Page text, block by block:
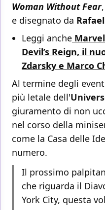
Woman Without Fear
e disegnato da
Leggi anche
Devil’s Reign, il
Zdarsky e Marco
Al termine degli
più letale dell'
giuramento di non
nel corso della
come la Casa delle
numero.
Il prossimo
che riguarda il
York City, questa